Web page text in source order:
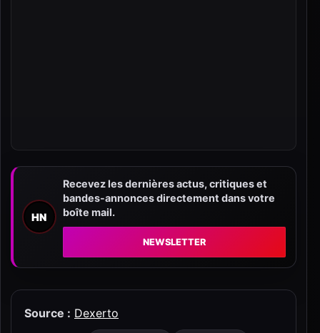
HN
Recevez les dernières actus, critiques et
bandes-annonces directement dans votre
boîte mail.
NEWSLETTER
Source : Dexerto